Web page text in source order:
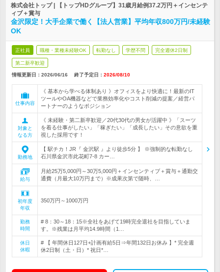
株式会社トップ | 【トップHDグループ】31歳月給例37.2万円＋インセンテ
ィブ＋賞与
金沢限定！大手企業で働く【法人営業】平均年収800万円/未経験
OK
正社員 職種・業種未経験OK 転勤なし 学歴不問 完全週休2日制
第二新卒歓迎
情報更新日：2026/06/16 終了予定日： 2026/08/10
仕事内容
《 基本から学べる体制あり 》オフィスをより快適に！最新のIT
ツールやOA機器などで業務効率化やコスト削減の提案／経営パ
ートナーのようなポジション
対象と
なる方
《 未経験・第二新卒歓迎／20代30代の男女が活躍中 》「スーツ
を着る仕事がしたい」「稼ぎたい」「成長したい」その意欲を重
視した採用です！
勤務地
【 駅チカ！JR『 金沢駅 』より徒歩5分 】 ※強制的な転勤なし
石川県金沢市此花町7-8 カー…
給与
月給25万5,000円～30万5,000円＋インセンティブ＋賞与＋通勤交
通費（月最大10万円まで）※成果次第で随時、…
初年度
年収
350万円～1000万円
勤務
時間
# 8：30～18：15※全社をあげて19時完全退社を目指していま
す。※残業は月平均14.9時間（1…
休日
休暇
# 【 年間休日127日+計画有給5日⇒年間132日お休み 】* 完全週
休2日制（土・日）* 祝日*…